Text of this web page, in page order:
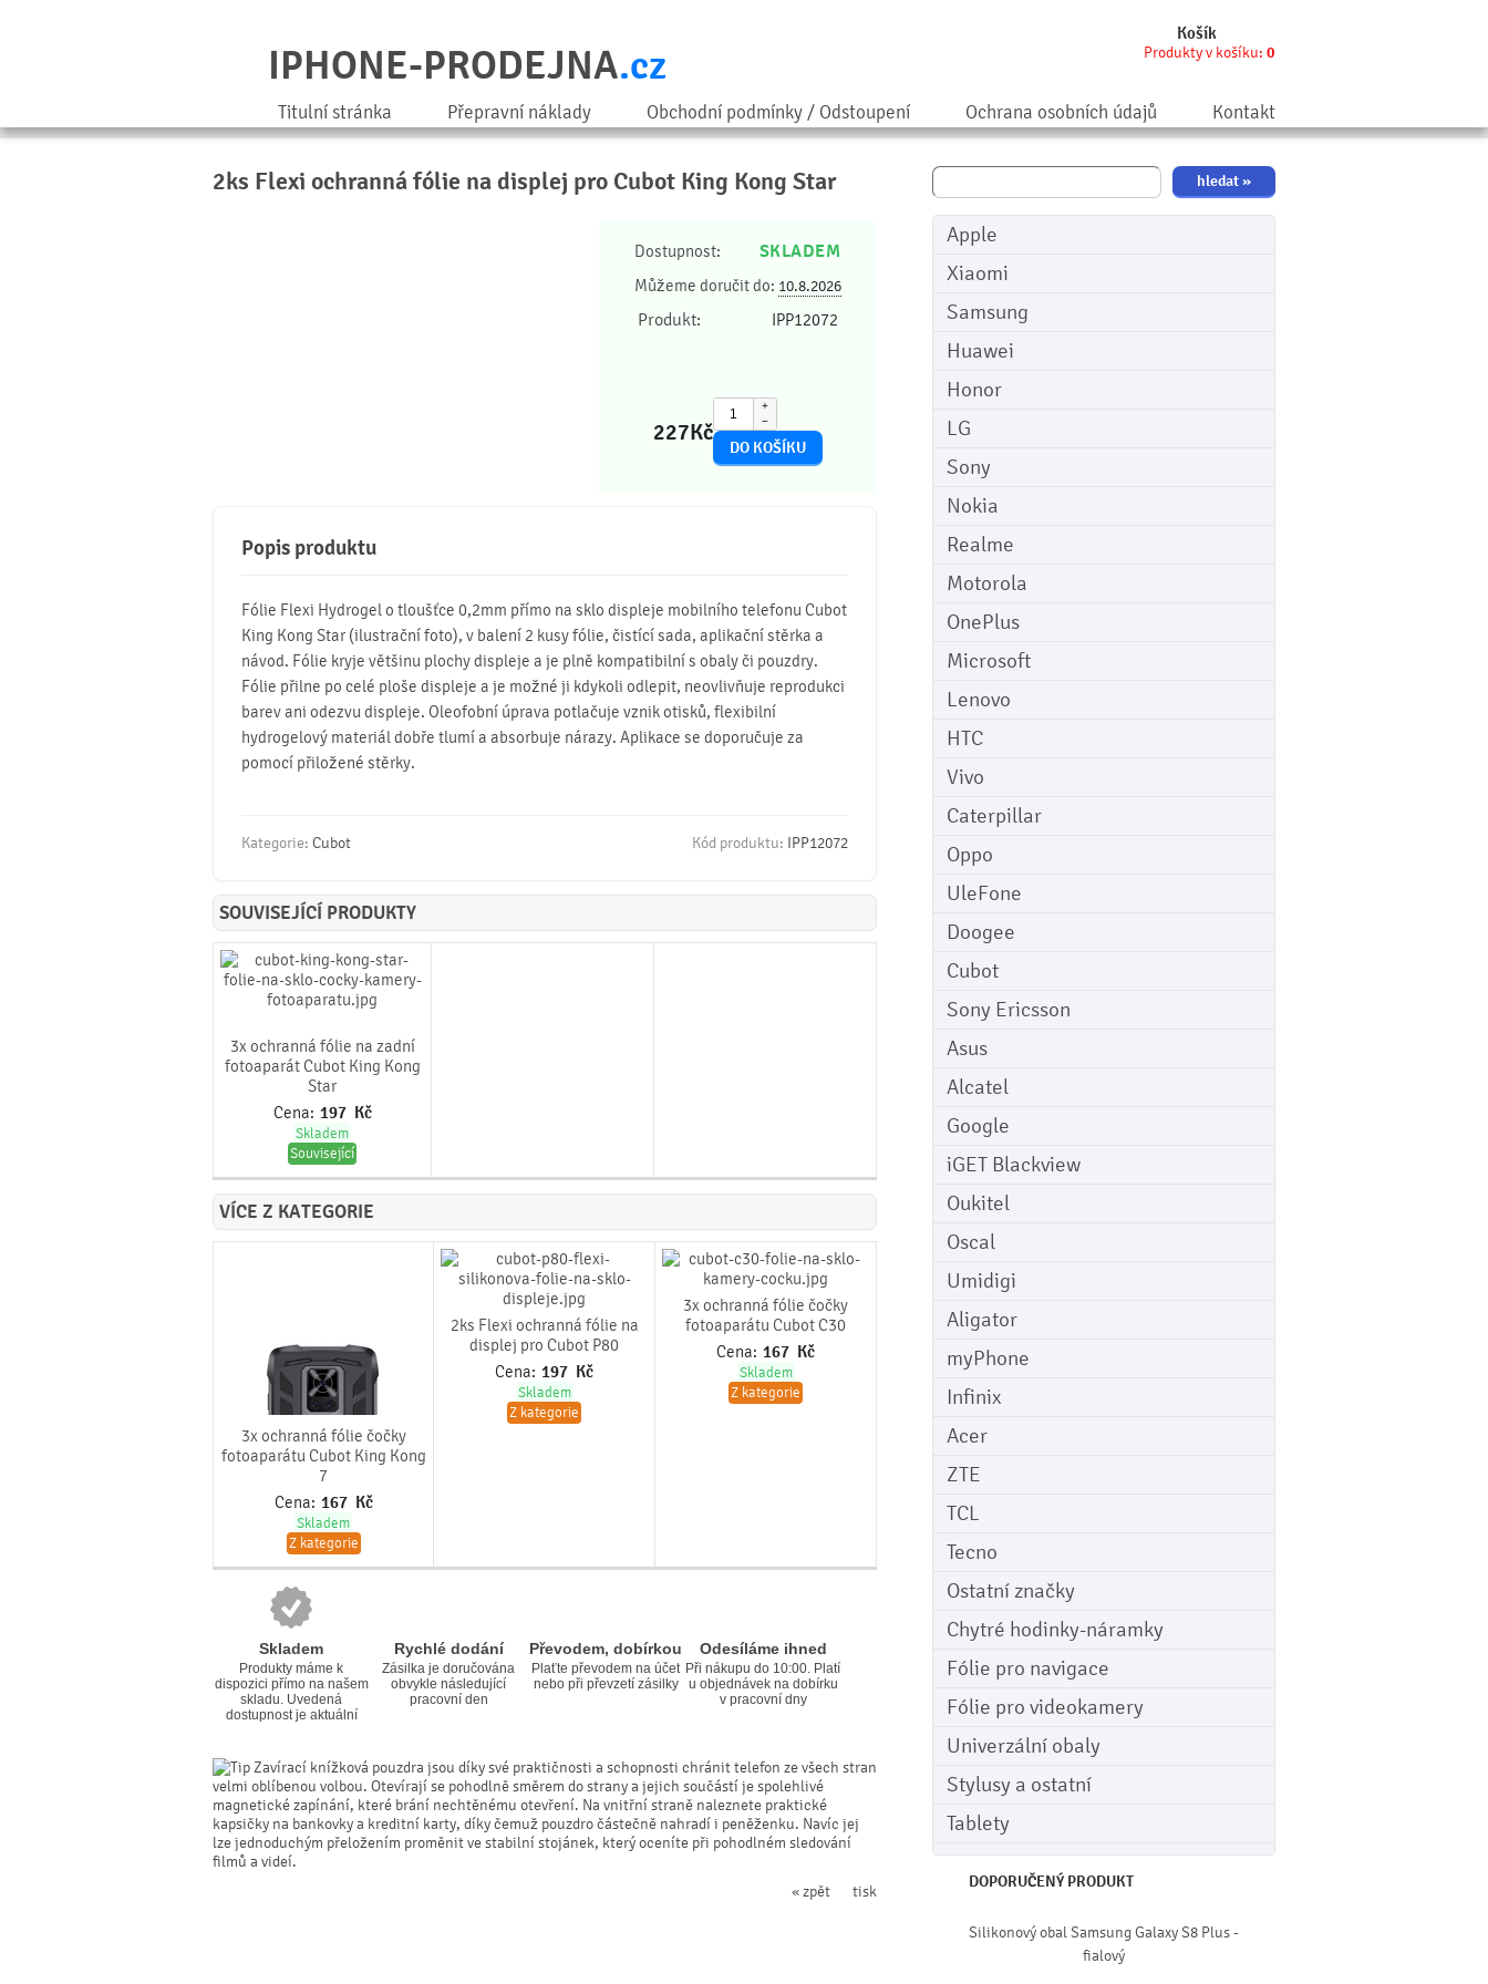
Košík
Produkty v košíku: 0
IPHONE-PRODEJNA.cz
Titulní stránka Přepravní náklady Obchodní podmínky / Odstoupení Ochrana osobních údajů Kontakt
Apple
Xiaomi
Samsung
Huawei
Honor
LG
Sony
Nokia
Realme
Motorola
OnePlus
Microsoft
Lenovo
HTC
Vivo
Caterpillar
Oppo
UleFone
Doogee
Cubot
Sony Ericsson
Asus
Alcatel
Google
iGET Blackview
Oukitel
Oscal
Umidigi
Aligator
myPhone
Infinix
Acer
ZTE
TCL
Tecno
Ostatní značky
Chytré hodinky-náramky
Fólie pro navigace
Fólie pro videokamery
Univerzální obaly
Stylusy a ostatní
Tablety
DOPORUČENÝ PRODUKT
Silikonový obal Samsung Galaxy S8 Plus -
fialový
2ks Flexi ochranná fólie na displej pro Cubot King Kong Star
Dostupnost: SKLADEM
Můžeme doručit do: 10.8.2026
Produkt: IPP12072
227Kč
+
−
Popis produktu
Fólie Flexi Hydrogel o tloušťce 0,2mm přímo na sklo displeje mobilního telefonu Cubot
King Kong Star (ilustrační foto), v balení 2 kusy fólie, čistící sada, aplikační stěrka a
návod. Fólie kryje většinu plochy displeje a je plně kompatibilní s obaly či pouzdry.
Fólie přilne po celé ploše displeje a je možné ji kdykoli odlepit, neovlivňuje reprodukci
barev ani odezvu displeje. Oleofobní úprava potlačuje vznik otisků, flexibilní
hydrogelový materiál dobře tlumí a absorbuje nárazy. Aplikace se doporučuje za
pomocí přiložené stěrky.
Kategorie: Cubot Kód produktu: IPP12072
SOUVISEJÍCÍ PRODUKTY
3x ochranná fólie na zadní
fotoaparát Cubot King Kong
Star
Cena: 197 Kč
Skladem
Související
VÍCE Z KATEGORIE
3x ochranná fólie čočky
fotoaparátu Cubot King Kong
7
Cena: 167 Kč
Skladem
Z kategorie
2ks Flexi ochranná fólie na
displej pro Cubot P80
Cena: 197 Kč
Skladem
Z kategorie
3x ochranná fólie čočky
fotoaparátu Cubot C30
Cena: 167 Kč
Skladem
Z kategorie
Skladem
Produkty máme k
dispozici přímo na našem
skladu. Uvedená
dostupnost je aktuální
Rychlé dodání
Zásilka je doručována
obvykle následující
pracovní den
Převodem, dobírkou
Plaťte převodem na účet
nebo při převzetí zásilky
Odesíláme ihned
Při nákupu do 10:00. Platí
u objednávek na dobírku
v pracovní dny
Zavírací knížková pouzdra jsou díky své praktičnosti a schopnosti chránit telefon ze všech stran
velmi oblíbenou volbou. Otevírají se pohodlně směrem do strany a jejich součástí je spolehlivé
magnetické zapínání, které brání nechtěnému otevření. Na vnitřní straně naleznete praktické
kapsičky na bankovky a kreditní karty, díky čemuž pouzdro částečně nahradí i peněženku. Navíc jej
lze jednoduchým přeložením proměnit ve stabilní stojánek, který oceníte při pohodlném sledování
filmů a videí.
tisk
« zpět